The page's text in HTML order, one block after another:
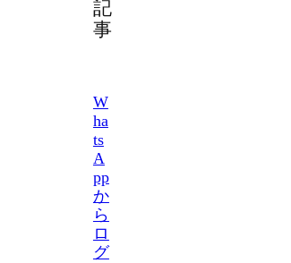
記
事
W
ha
ts
A
pp
か
ら
ロ
グ